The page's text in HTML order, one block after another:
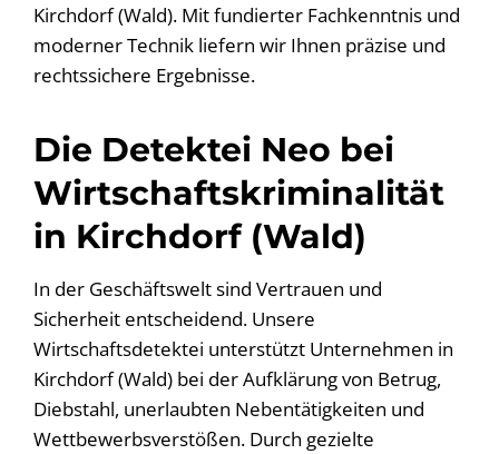
Kirchdorf (Wald). Mit fundierter Fachkenntnis und
moderner Technik liefern wir Ihnen präzise und
rechtssichere Ergebnisse.
Die Detektei Neo bei
Wirtschaftskriminalität
in Kirchdorf (Wald)
In der Geschäftswelt sind Vertrauen und
Sicherheit entscheidend. Unsere
Wirtschaftsdetektei unterstützt Unternehmen in
Kirchdorf (Wald) bei der Aufklärung von Betrug,
Diebstahl, unerlaubten Nebentätigkeiten und
Wettbewerbsverstößen. Durch gezielte